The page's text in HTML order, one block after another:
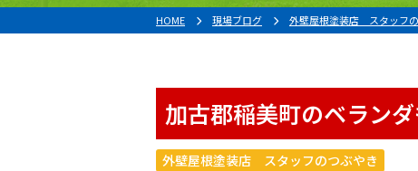
HOME 現場ブログ 外壁屋根塗装店 スタッフ
加古郡稲美町のベラン
外壁屋根塗装店 スタッフのつぶやき